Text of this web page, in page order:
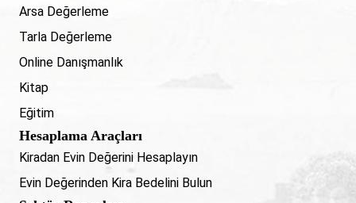
Arsa Değerleme
Tarla Değerleme
Online Danışmanlık
Kitap
Eğitim
Hesaplama Araçları
Kiradan Evin Değerini Hesaplayın
Evin Değerinden Kira Bedelini Bulun